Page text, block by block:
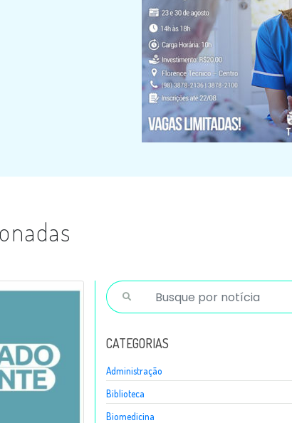
CATEGORIAS
Administração
Biblioteca
Biomedicina